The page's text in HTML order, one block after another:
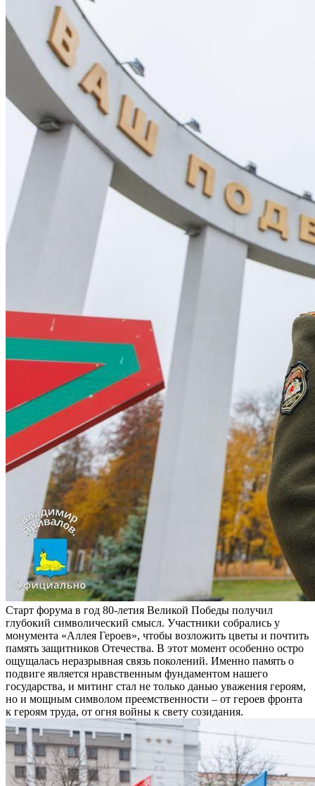
Старт форума в год 80-летия Великой Победы получил
глубокий символический смысл. Участники собрались у
монумента «Аллея Героев», чтобы возложить цветы и почтить
память защитников Отечества. В этот момент особенно остро
ощущалась неразрывная связь поколений. Именно память о
подвиге является нравственным фундаментом нашего
государства, и митинг стал не только данью уважения героям,
но и мощным символом преемственности – от героев фронта
к героям труда, от огня войны к свету созидания.